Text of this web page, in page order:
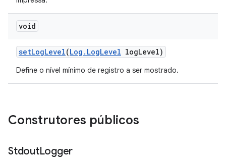
void
setLogLevel(Log . LogLevel logLevel)
Define o nível mínimo de registro a ser mostrado.
Construtores públicos
StdoutLogger